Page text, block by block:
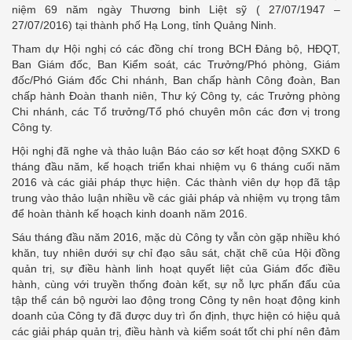
niệm 69 năm ngày Thương binh Liệt sỹ ( 27/07/1947 –
27/07/2016) tại thành phố Hạ Long, tỉnh Quảng Ninh.
Tham dự Hội nghị có các đồng chí trong BCH Đảng bộ, HĐQT,
Ban Giám đốc, Ban Kiểm soát, các Trưởng/Phó phòng, Giám
đốc/Phó Giám đốc Chi nhánh, Ban chấp hành Công đoàn, Ban
chấp hành Đoàn thanh niên, Thư ký Công ty, các Trưởng phòng
Chi nhánh, các Tổ trưởng/Tổ phó chuyên môn các đơn vị trong
Công ty.
Hội nghị đã nghe và thảo luận Báo cáo sơ kết hoạt động SXKD 6
tháng đầu năm, kế hoạch triển khai nhiệm vụ 6 tháng cuối năm
2016 và các giải pháp thực hiện. Các thành viên dự họp đã tập
trung vào thảo luận nhiều về các giải pháp và nhiệm vụ trọng tâm
để hoàn thành kế hoạch kinh doanh năm 2016.
Sáu tháng đầu năm 2016, mặc dù Công ty vẫn còn gặp nhiều khó
khăn, tuy nhiên dưới sự chỉ đạo sâu sát, chặt chẽ của Hội đồng
quản trị, sự điều hành linh hoạt quyết liệt của Giám đốc điều
hành, cùng với truyền thống đoàn kết, sự nỗ lực phấn đấu của
tập thể cán bộ người lao động trong Công ty nên hoạt động kinh
doanh của Công ty đã được duy trì ổn định, thực hiện có hiệu quả
các giải pháp quản trị, điều hành và kiểm soát tốt chi phí nên đảm